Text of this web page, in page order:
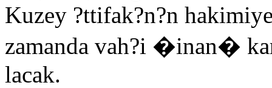
Kuzey ?ttifak?n?n
zamanda vah?i �inan�
lacak.